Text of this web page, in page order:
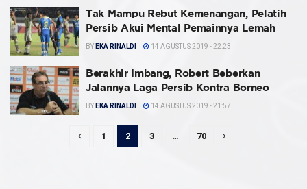
Tak Mampu Rebut Kemenangan, Pelatih
Persib Akui Mental Pemainnya Lemah
BY EKA RINALDI 14 AGUSTUS 2019 - 22:23
Berakhir Imbang, Robert Beberkan
Jalannya Laga Persib Kontra Borneo
BY EKA RINALDI 14 AGUSTUS 2019 - 21:57
1 2 3 … 70